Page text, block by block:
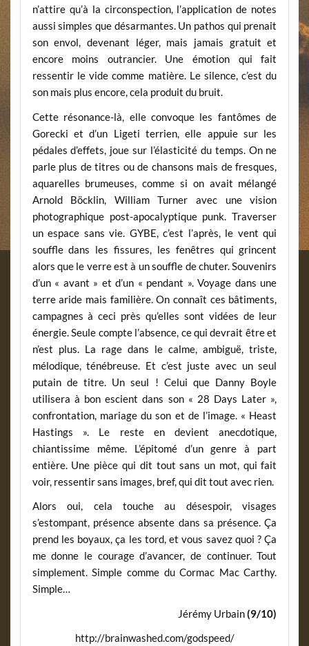
n’attire qu’à la circonspection, l’application de notes
aussi simples que désarmantes. Un pathos qui prenait
son envol, devenant léger, mais jamais gratuit et
encore moins outrancier. Une émotion qui fait
ressentir le vide comme matière. Le silence, c’est du
son mais plus encore, cela produit du bruit.
Cette résonance-là, elle convoque les fantômes de
Gorecki et d’un Ligeti terrien, elle appuie sur les
pédales d’effets, joue sur l’élasticité du temps. On ne
parle plus de titres ou de chansons mais de fresques,
aquarelles brumeuses, comme si on avait mélangé
Arnold Böcklin, William Turner avec une vision
photographique post-apocalyptique punk. Traverser
un espace sans vie. GYBE, c’est l’après, le vent qui
souffle dans les fissures, les fenêtres qui grincent
alors que le verre est à un souffle de chuter. Souvenirs
d’un « avant » et d’un « pendant ». Voyage dans une
terre aride mais familière. On connaît ces bâtiments,
campagnes à ceci près qu’elles sont vidées de leur
énergie. Seule compte l’absence, ce qui devrait être et
n’est plus. La rage dans le calme, ambiguë, triste,
mélodique, ténébreuse. Et c’est juste avec un seul
putain de titre. Un seul ! Celui que Danny Boyle
utilisera à bon escient dans son « 28 Days Later »,
confrontation, mariage du son et de l’image. « Heast
Hastings ». Le reste en devient anecdotique,
chiantissime même. L’épitomé d’un genre à part
entière. Une pièce qui dit tout sans un mot, qui fait
voir, ressentir sans images, bref, qui dit tout avec rien.
Alors oui, cela touche au désespoir, visages
s’estompant, présence absente dans sa présence. Ça
prend les boyaux, ça les tord, et vous savez quoi ? Ça
me donne le courage d’avancer, de continuer. Tout
simplement. Simple comme du Cormac Mac Carthy.
Simple…
Jérémy Urbain(9/10)
http://brainwashed.com/godspeed/